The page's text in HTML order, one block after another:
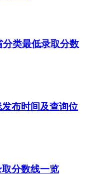
类最低录取分数
布时间及查询位
取分数线一览